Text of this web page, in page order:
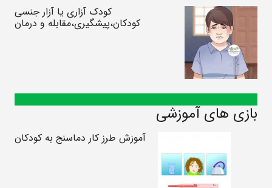
کودک آزاری یا آزار جنسی
کودکان،پیشگیری،مقابله و درمان
بازی های آموزشی
آموزش طرز کار دماسنج به کودکان